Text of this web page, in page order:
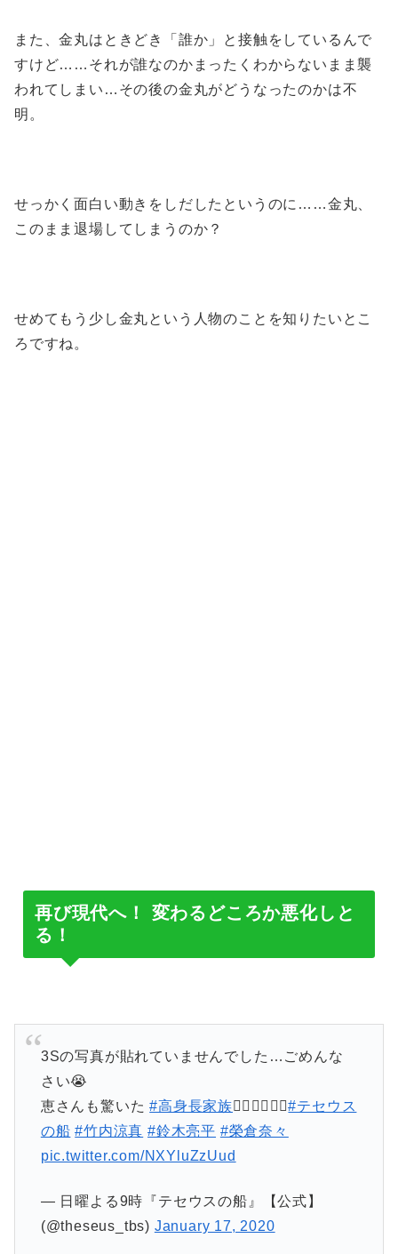
また、金丸はときどき「誰か」と接触をしているんで
すけど……それが誰なのかまったくわからないまま襲
われてしまい…その後の金丸がどうなったのかは不
明。
せっかく面白い動きをしだしたというのに……金丸、
このまま退場してしまうのか？
せめてもう少し金丸という人物のことを知りたいとこ
ろですね。
再び現代へ！ 変わるどころか悪化しと
る！
3Sの写真が貼れていませんでした…ごめんな
さい😭
恵さんも驚いた#高身長家族🙎‍♂️🙎‍♀️👮‍♂️#テセウス
の船 #竹内涼真 #鈴木亮平 #榮倉奈々
pic.twitter.com/NXYluZzUud
— 日曜よる9時『テセウスの船』【公式】
(@theseus_tbs) January 17, 2020